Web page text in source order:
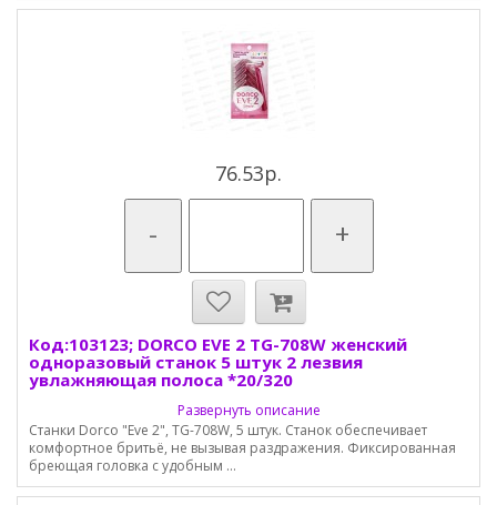
76.53р.
- +
Код:103123; DORCO EVE 2 TG-708W женский
одноразовый станок 5 штук 2 лезвия
увлажняющая полоса *20/320
Развернуть описание
Станки Dorco "Eve 2", TG-708W, 5 штук. Станок обеспечивает
комфортное бритьё, не вызывая раздражения. Фиксированная
бреющая головка с удобным ...